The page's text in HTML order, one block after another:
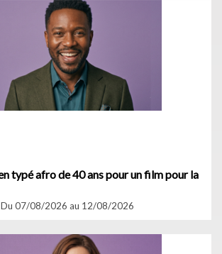
typé afro de 40 ans pour un film pour la
Du 07/08/2026 au 12/08/2026